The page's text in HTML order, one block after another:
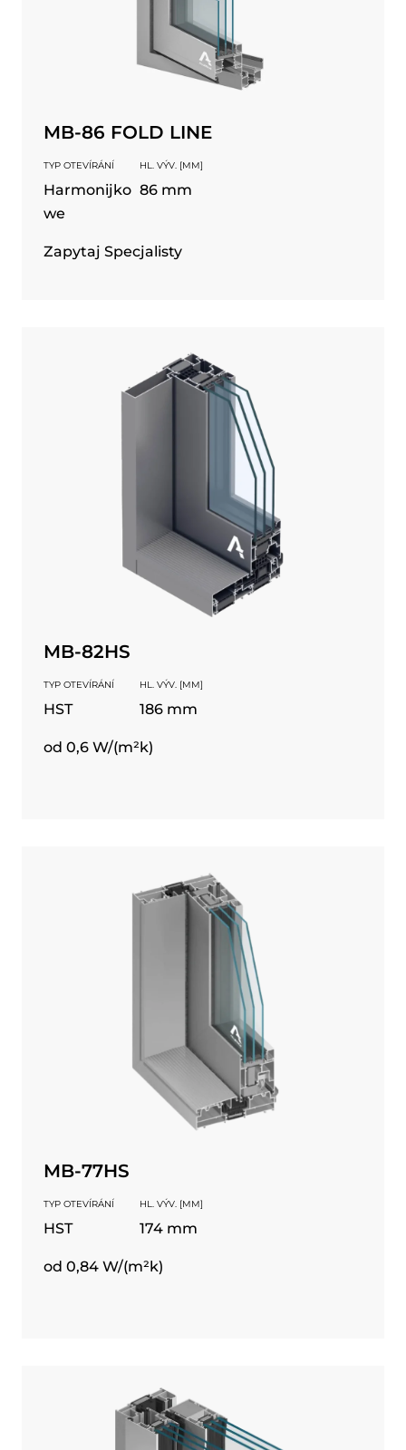
MB-86 FOLD LINE
TYP OTEVÍRÁNÍ
Harmonijko
we
HL. VÝV. [MM]
86 mm
Zapytaj Specjalisty
MB-82HS
TYP OTEVÍRÁNÍ
HST
HL. VÝV. [MM]
186 mm
od 0,6 W/(m²k)
MB-77HS
TYP OTEVÍRÁNÍ
HST
HL. VÝV. [MM]
174 mm
od 0,84 W/(m²k)